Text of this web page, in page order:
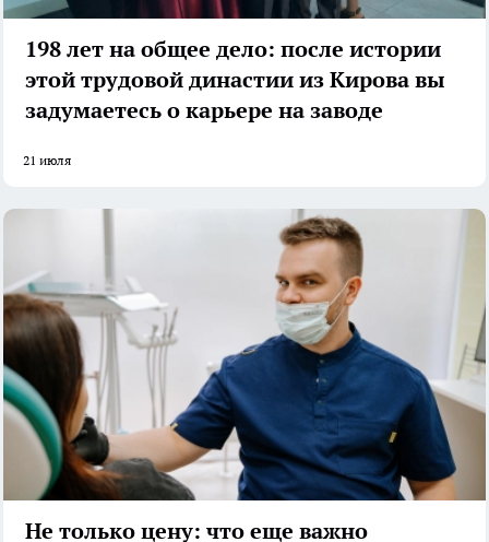
198 лет на общее дело: после истории
этой трудовой династии из Кирова вы
задумаетесь о карьере на заводе
21 июля
Не только цену: что еще важно